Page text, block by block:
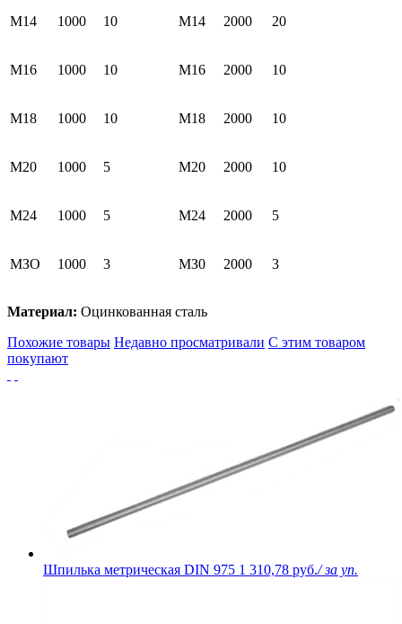
М14 1000 10 М14 2000 20
М16 1000 10 М16 2000 10
М18 1000 10 М18 2000 10
М20 1000 5 М20 2000 10
М24 1000 5 М24 2000 5
МЗО 1000 3 МЗ0 2000 3
Материал: Оцинкованная сталь
Похожие товары Недавно просматривали С этим товаром
покупают
Шпилька метрическая DIN 975 1 310,78 руб./ за уп.